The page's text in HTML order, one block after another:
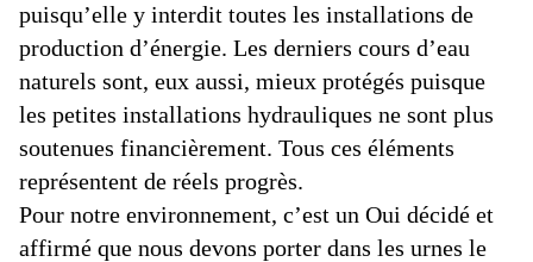
puisqu’elle y interdit toutes les installations de
production d’énergie. Les derniers cours d’eau
naturels sont, eux aussi, mieux protégés puisque
les petites installations hydrauliques ne sont plus
soutenues financièrement. Tous ces éléments
représentent de réels progrès.
Pour notre environnement, c’est un Oui décidé et
affirmé que nous devons porter dans les urnes le